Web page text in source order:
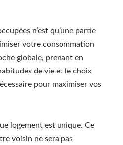
n’est qu’une partie
votre consommation
globale, prenant en
de vie et le choix
pour maximiser vos
logement est unique. Ce
voisin ne sera pas